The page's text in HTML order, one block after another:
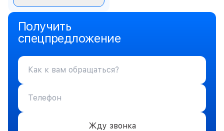
Получить
спецпредложение
Жду звонка